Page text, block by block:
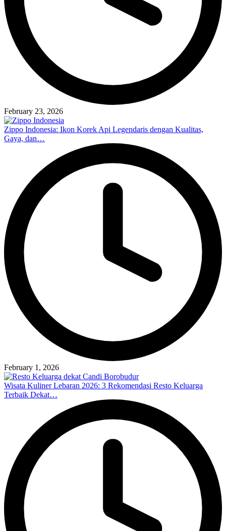
February 23, 2026
Zippo Indonesia: Ikon Korek Api Legendaris dengan Kualitas,
Gaya, dan…
February 1, 2026
Wisata Kuliner Lebaran 2026: 3 Rekomendasi Resto Keluarga
Terbaik Dekat…